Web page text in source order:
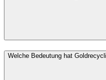
Welche Bedeutung hat